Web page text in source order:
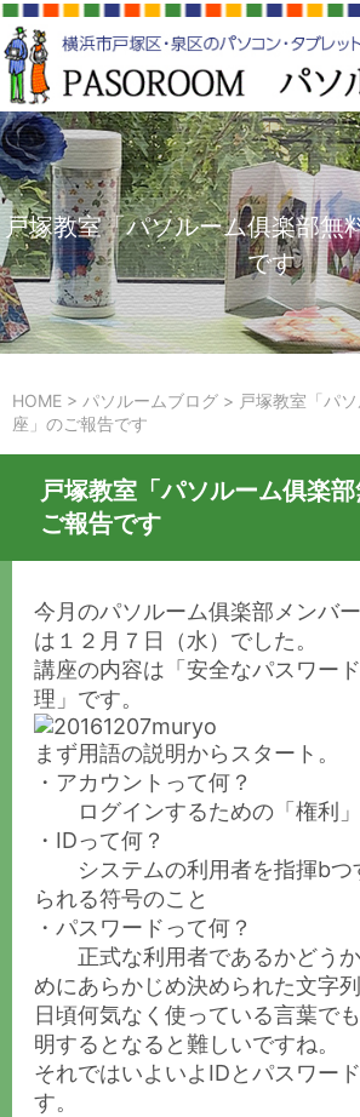
戸塚教室「パソルーム俱楽部無
です
HOME > パソルームブログ > 戸塚教室「パ
座」のご報告です
戸塚教室「パソルーム俱楽
ご報告です
今月のパソルーム俱楽部メンバ
は１２月７日（水）でした。
講座の内容は「安全なパスワー
理」です。
まず用語の説明からスタート。
・アカウントって何？
ログインするための「権利」
・IDって何？
システムの利用者を指揮bつ
られる符号のこと
・パスワードって何？
正式な利用者であるかどうか
めにあらかじめ決められた文字列
日頃何気なく使っている言葉で
明するとなると難しいですね。
それではいよいよIDとパスワー
す。